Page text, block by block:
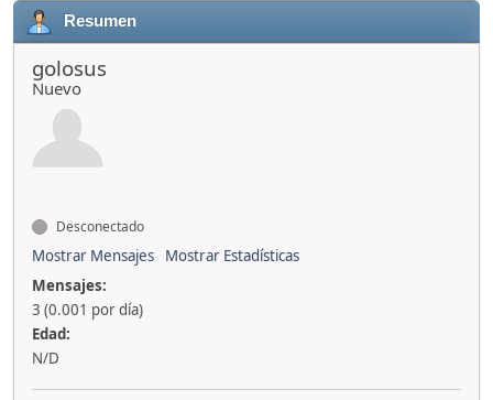
Resumen
golosus
Nuevo
Desconectado
Mostrar Mensajes
Mostrar Estadísticas
Mensajes:
3 (0.001 por día)
Edad:
N/D